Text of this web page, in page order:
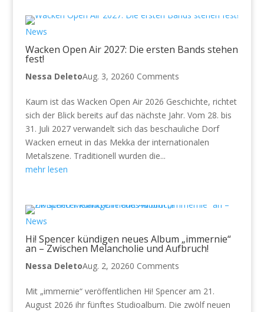
News
Wacken Open Air 2027: Die ersten Bands stehen
fest!
Nessa DeletoAug. 3, 20260 Comments
Kaum ist das Wacken Open Air 2026 Geschichte, richtet
sich der Blick bereits auf das nächste Jahr. Vom 28. bis
31. Juli 2027 verwandelt sich das beschauliche Dorf
Wacken erneut in das Mekka der internationalen
Metalszene. Traditionell wurden die...
mehr lesen
News
Hi! Spencer kündigen neues Album „immernie“
an – Zwischen Melancholie und Aufbruch!
Nessa DeletoAug. 2, 20260 Comments
Mit „immernie“ veröffentlichen Hi! Spencer am 21.
August 2026 ihr fünftes Studioalbum. Die zwölf neuen